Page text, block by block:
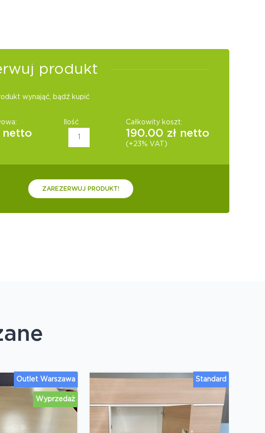
produkt
wynająć, bądź kupić
netto
Ilość Całkowity koszt:
190.00 zł netto
(+23% VAT)
ZAREZERWUJ PRODUKT!
Wyprzedaż
Outlet Warszawa Standard